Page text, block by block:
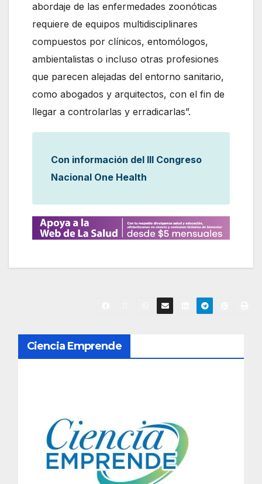
abordaje de las enfermedades zoonóticas
requiere de equipos multidisciplinares
compuestos por clínicos, entomólogos,
ambientalistas o incluso otras profesiones
que parecen alejadas del entorno sanitario,
como abogados y arquitectos, con el fin de
llegar a controlarlas y erradicarlas”.
Con información del III Congreso
Nacional One Health
N
a
Ciencia Emprende